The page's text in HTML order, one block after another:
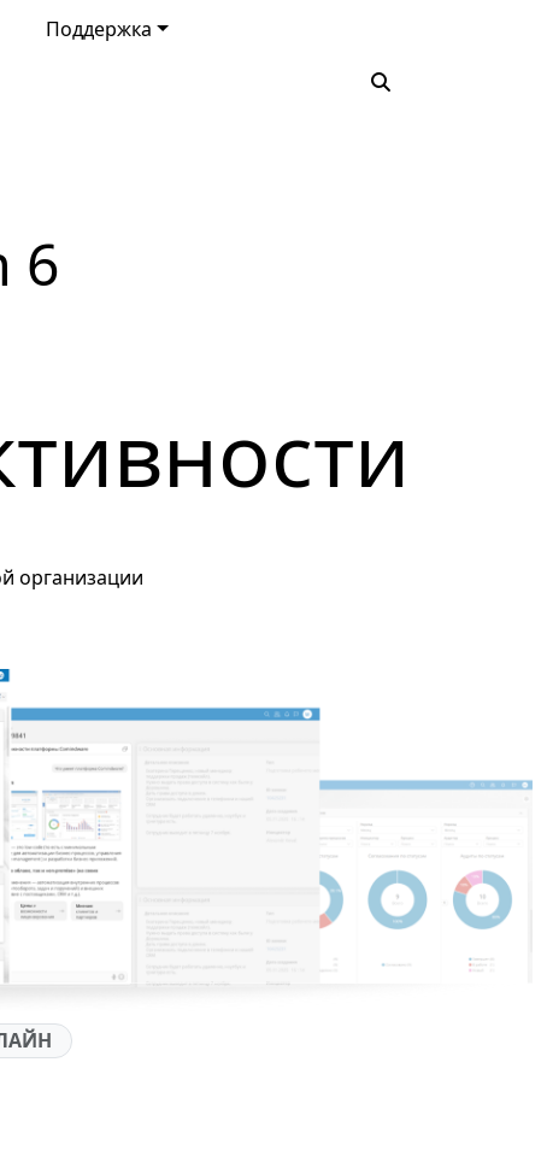
Поддержка
6
организации